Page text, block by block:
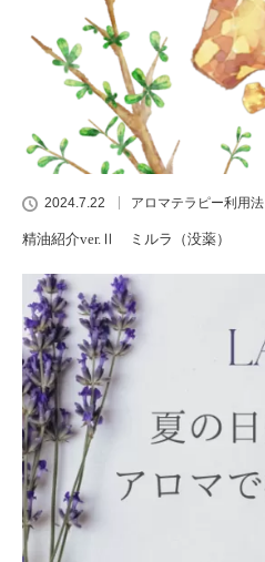
2024.7.22 アロマテラピー利用法
精油紹介ver.Ⅱ ミルラ（没薬）